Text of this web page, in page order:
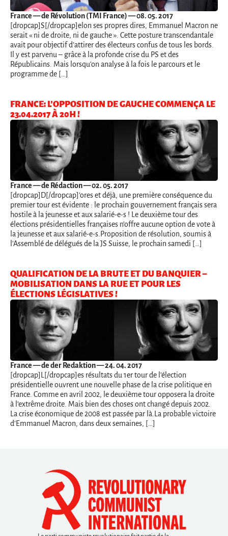
France— de Révolution (TMI France) — 08. 05. 2017
[dropcap]S[/dropcap]elon ses propres dires, Emmanuel Macron ne
serait « ni de droite, ni de gauche ». Cette posture transcendantale
avait pour objectif d’attirer des électeurs confus de tous les bords.
Il y est parvenu – grâce à la profonde crise du PS et des
Républicains. Mais lorsqu’on analyse à la fois le parcours et le
programme de […]
FRANCE: L’OPPOSITION DE GAUCHE COMMENÇA LE
23.04.2017 À 20H !
France— de Rédaction — 02. 05. 2017
[dropcap]D[/dropcap]’ores et déjà, une première conséquence du
premier tour est évidente : le prochain gouvernement français sera
hostile à la jeunesse et aux salarié-e-s ! Le deuxième tour des
élections présidentielles françaises n’offre aucune option de vote à
la jeunesse et aux salarié-e-s.Proposition de résolution, soumis à
l'Assemblé de délégués de la JS Suisse, le prochain samedi […]
QUALIFICATION DE LA BRUTE ET DU BANQUIER –
MOBILISATION DANS LA RUE ET POUR LES
ÉLECTIONS LÉGISLATIVES !
France— de der Redaktion — 24. 04. 2017
[dropcap]L[/dropcap]es résultats du 1er tour de l’élection
présidentielle ouvrent une nouvelle phase de la crise politique en
France. Comme en avril 2002, le deuxième tour opposera la droite
à l’extrême droite. Mais bien des choses ont changé depuis 2002.
La crise économique de 2008 est passée par là.La probable victoire
d’Emmanuel Macron, dans deux semaines, […]